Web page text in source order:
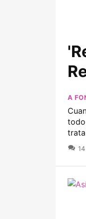
A
todo
14